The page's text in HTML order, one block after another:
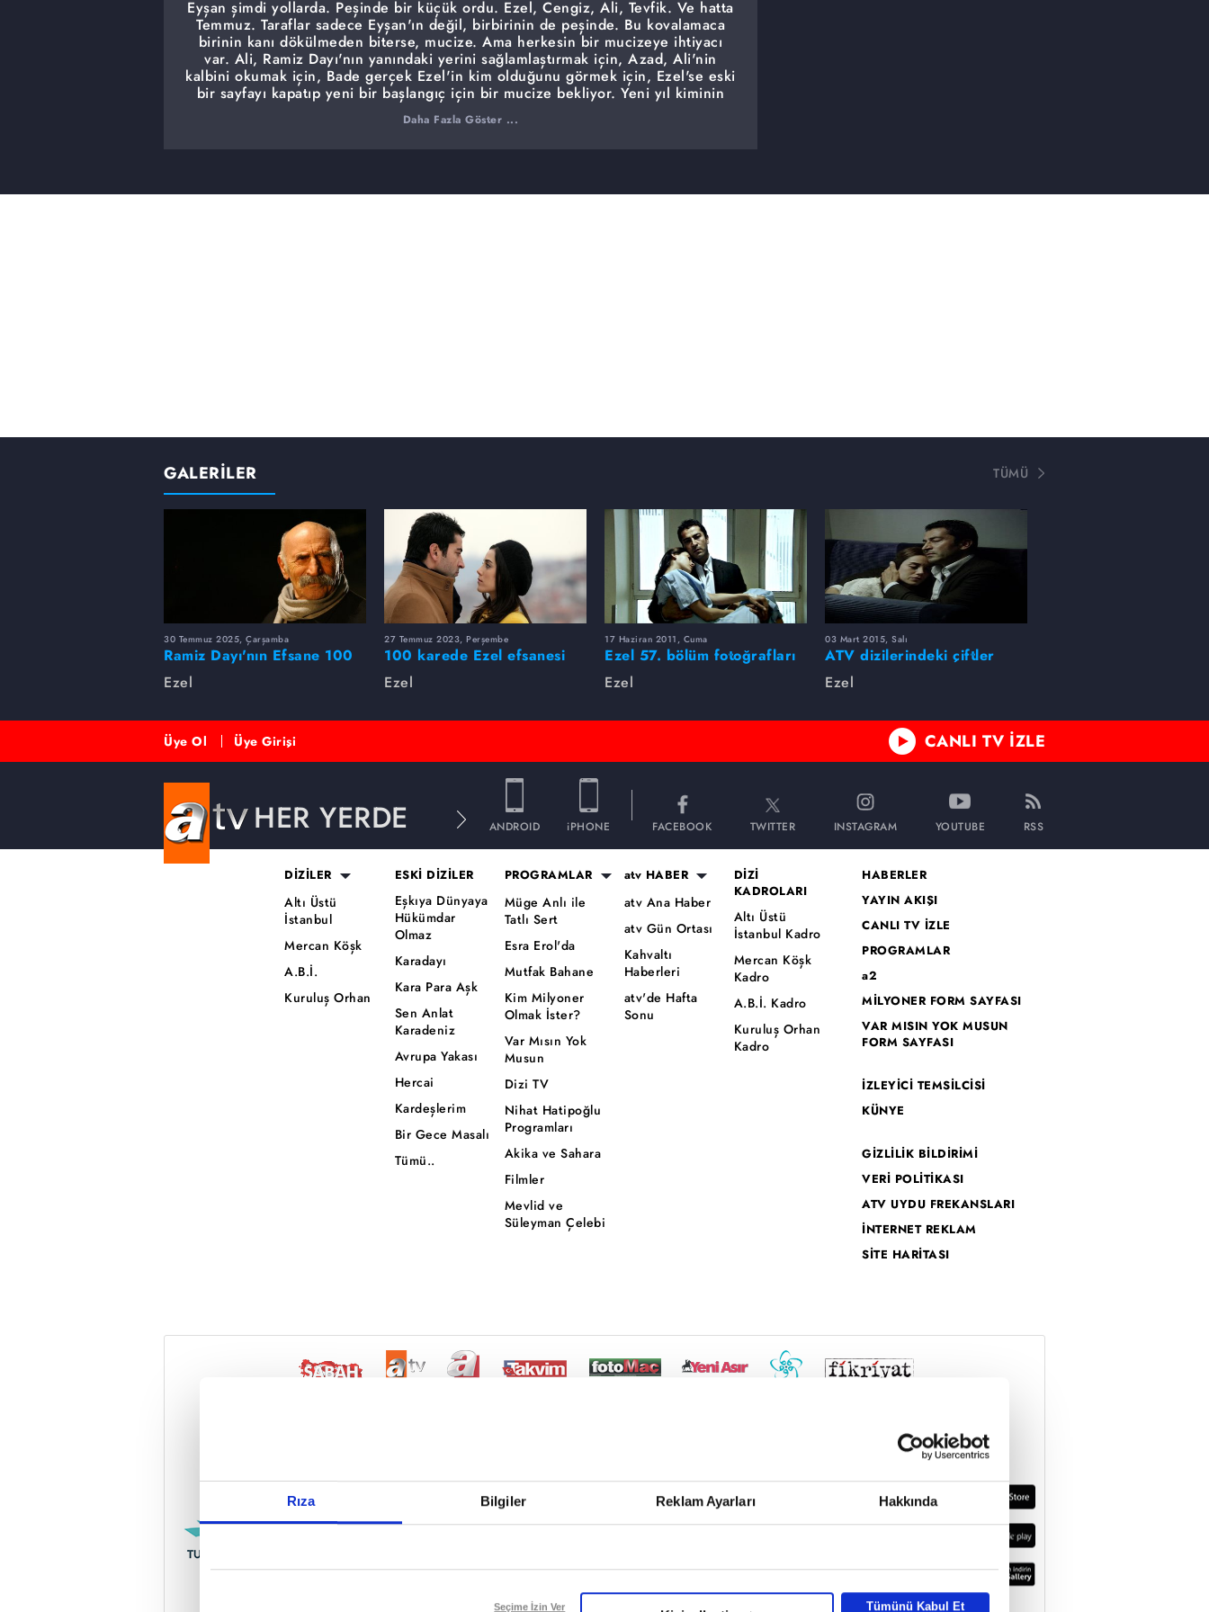
Rıza Bilgiler Reklam Ayarları Hakkında
Reddet
Seçime İzin Ver Tümünü Kabul Et
Eyşan şimdi yollarda. Peşinde bir küçük ordu. Ezel, Cengiz, Ali, Tevfik. Ve hatta
Temmuz. Taraflar sadece Eyşan'ın değil, birbirinin de peşinde. Bu kovalamaca
birinin kanı dökülmeden biterse, mucize. Ama herkesin bir mucizeye ihtiyacı
var. Ali, Ramiz Dayı'nın yanındaki yerini sağlamlaştırmak için, Azad, Ali'nin
kalbini okumak için, Bade gerçek Ezel'in kim olduğunu görmek için, Ezel'se eski
bir sayfayı kapatıp yeni bir başlangıç için bir mucize bekliyor. Yeni yıl kiminin
dileklerini yerine getirecek. Kimininkini sonraya saklayacak. Kimileriyse yeni yılı
hiç göremeyecek.
Daha Fazla Göster ...
GALERİLER TÜMÜ
30 Temmuz 2025, Çarşamba
Ramiz Dayı'nın Efsane 100
Repliği
Ezel
27 Temmuz 2023, Perşembe
100 karede Ezel efsanesi
Ezel
17 Haziran 2011, Cuma
Ezel 57. bölüm fotoğrafları
Ezel
03 Mart 2015, Salı
ATV dizilerindeki çiftler
Ezel
Üye Ol Üye Girişi CANLI TV İZLE
HER YERDE ANDROID iPHONE FACEBOOK TWITTER INSTAGRAM YOUTUBE RSS
DİZİLER
Altı Üstü
İstanbul
Mercan Köşk
A.B.İ.
Kuruluş Orhan
ESKİ DİZİLER
Eşkıya Dünyaya
Hükümdar
Olmaz
Karadayı
Kara Para Aşk
Sen Anlat
Karadeniz
Avrupa Yakası
Hercai
Kardeşlerim
Bir Gece Masalı
Tümü..
PROGRAMLAR
Müge Anlı ile
Tatlı Sert
Esra Erol'da
Mutfak Bahane
Kim Milyoner
Olmak İster?
Var Mısın Yok
Musun
Dizi TV
Nihat Hatipoğlu
Programları
Akika ve Sahara
Filmler
Mevlid ve
Süleyman Çelebi
atv HABER
atv Ana Haber
atv Gün Ortası
Kahvaltı
Haberleri
atv'de Hafta
Sonu
DİZİ
KADROLARI
Altı Üstü
İstanbul Kadro
Mercan Köşk
Kadro
A.B.İ. Kadro
Kuruluş Orhan
Kadro
HABERLER
YAYIN AKIŞI
CANLI TV İZLE
PROGRAMLAR
a2
MİLYONER FORM SAYFASI
VAR MISIN YOK MUSUN
FORM SAYFASI
İZLEYİCİ TEMSİLCİSİ
KÜNYE
GİZLİLİK BİLDİRİMİ
VERİ POLİTİKASI
ATV UYDU FREKANSLARI
İNTERNET REKLAM
SİTE HARİTASI